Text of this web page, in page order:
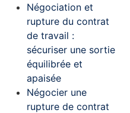
Négociation et
rupture du contrat
de travail :
sécuriser une sortie
équilibrée et
apaisée
Négocier une
rupture de contrat